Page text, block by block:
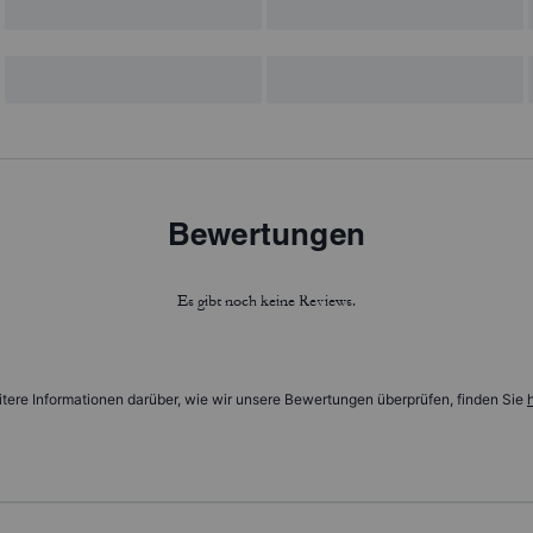
Bewertungen
Es gibt noch keine Reviews.
Informationen darüber, wie wir unsere Bewertungen überprüfen, finden Sie